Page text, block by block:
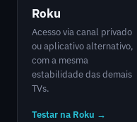
Roku
Acesso via canal privado
ou aplicativo alternativo,
com a mesma
estabilidade das demais
TVs.
Testar na Roku →